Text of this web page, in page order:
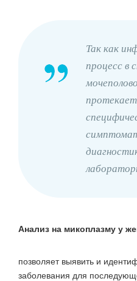
Так как
процесс в
Анализ на микоплазму у
позволяет выявить и
заболевания для